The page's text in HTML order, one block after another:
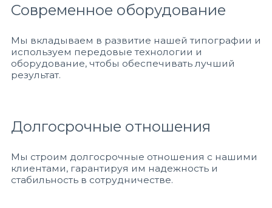
Современное оборудование
Мы вкладываем в развитие нашей типографии и
используем передовые технологии и
оборудование, чтобы обеспечивать лучший
результат.
Долгосрочные отношения
Мы строим долгосрочные отношения с нашими
клиентами, гарантируя им надежность и
стабильность в сотрудничестве.